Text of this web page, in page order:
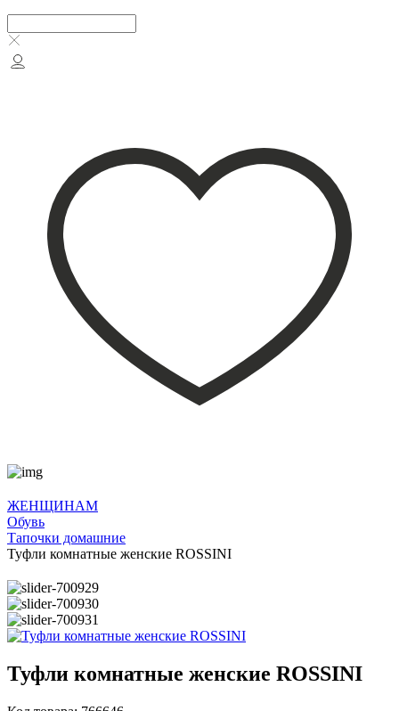
ЖЕНЩИНАМ
Обувь
Тапочки домашние
Туфли комнатные женские ROSSINI
Туфли комнатные женские ROSSINI